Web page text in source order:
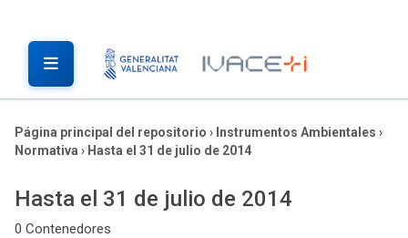
Página principal del repositorio › Instrumentos Ambientales ›
Normativa › Hasta el 31 de julio de 2014
Hasta el 31 de julio de 2014
0 Contenedores